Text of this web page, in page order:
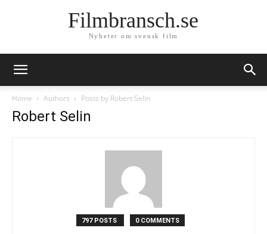
Filmbransch.se
Nyheter om svensk film
Home Authors Posts by Robert Selin
Robert Selin
797 POSTS 0 COMMENTS